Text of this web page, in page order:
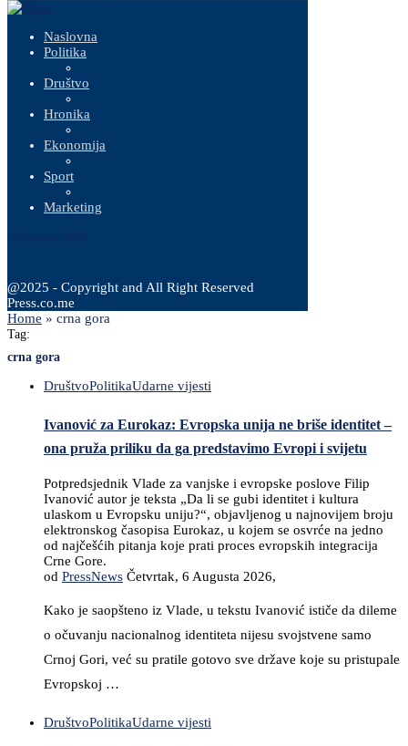
Naslovna
Politika
Društvo
Hronika
Ekonomija
Sport
Marketing
@2025 - Copyright and All Right Reserved
Press.co.me
Home » crna gora
Tag:
crna gora
DruštvoPolitikaUdarne vijesti
Ivanović za Eurokaz: Evropska unija ne briše identitet –
ona pruža priliku da ga predstavimo Evropi i svijetu
Potpredsjednik Vlade za vanjske i evropske poslove Filip
Ivanović autor je teksta „Da li se gubi identitet i kultura
ulaskom u Evropsku uniju?“, objavljenog u najnovijem broju
elektronskog časopisa Eurokaz, u kojem se osvrće na jedno
od najčešćih pitanja koje prati proces evropskih integracija
Crne Gore.
od PressNews Četvrtak, 6 Augusta 2026,
Kako je saopšteno iz Vlade, u tekstu Ivanović ističe da dileme
o očuvanju nacionalnog identiteta nijesu svojstvene samo
Crnoj Gori, već su pratile gotovo sve države koje su pristupale
Evropskoj …
DruštvoPolitikaUdarne vijesti